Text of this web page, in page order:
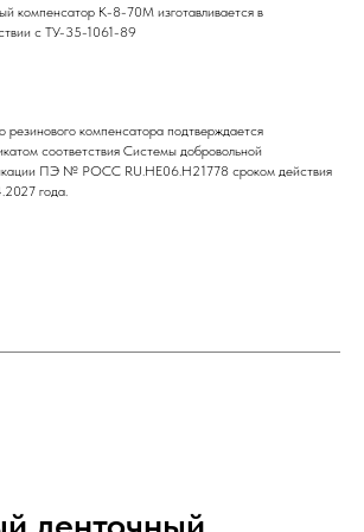
компенсатор К-8-70М изготавливается в
с ТУ-35-1061-89
резинового компенсатора подтверждается
соответствия Системы добровольной
ПЭ № РОСС RU.НЕ06.Н21778 сроком действия
года.